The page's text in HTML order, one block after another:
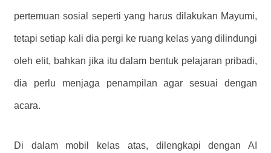
pertemuan sosial seperti yang harus dilakukan Mayumi,
tetapi setiap kali dia pergi ke ruang kelas yang dilindungi
oleh elit, bahkan jika itu dalam bentuk pelajaran pribadi,
dia perlu menjaga penampilan agar sesuai dengan
acara.
Di dalam mobil kelas atas, dilengkapi dengan AI